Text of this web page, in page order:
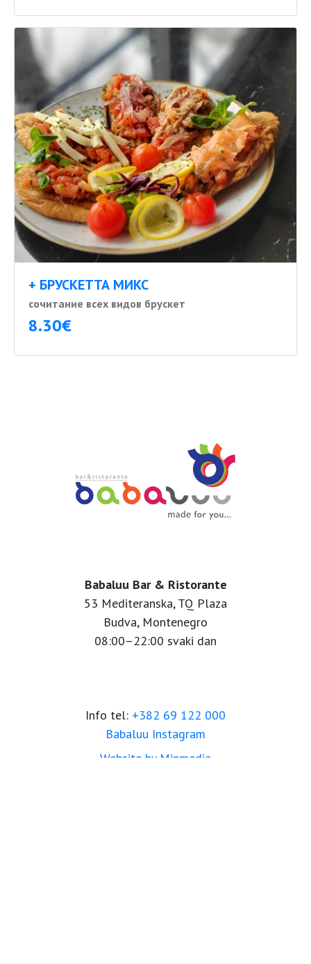
+ БРУСКЕТТА МИКС
сочитание всех видов брускет
8.30€
Babaluu Bar & Ristorante
53 Mediteranska, TQ Plaza
Budva, Montenegro
08:00–22:00 svaki dan
Info tel: +382 69 122 000
Babaluu Instagram
Website by Minmedia